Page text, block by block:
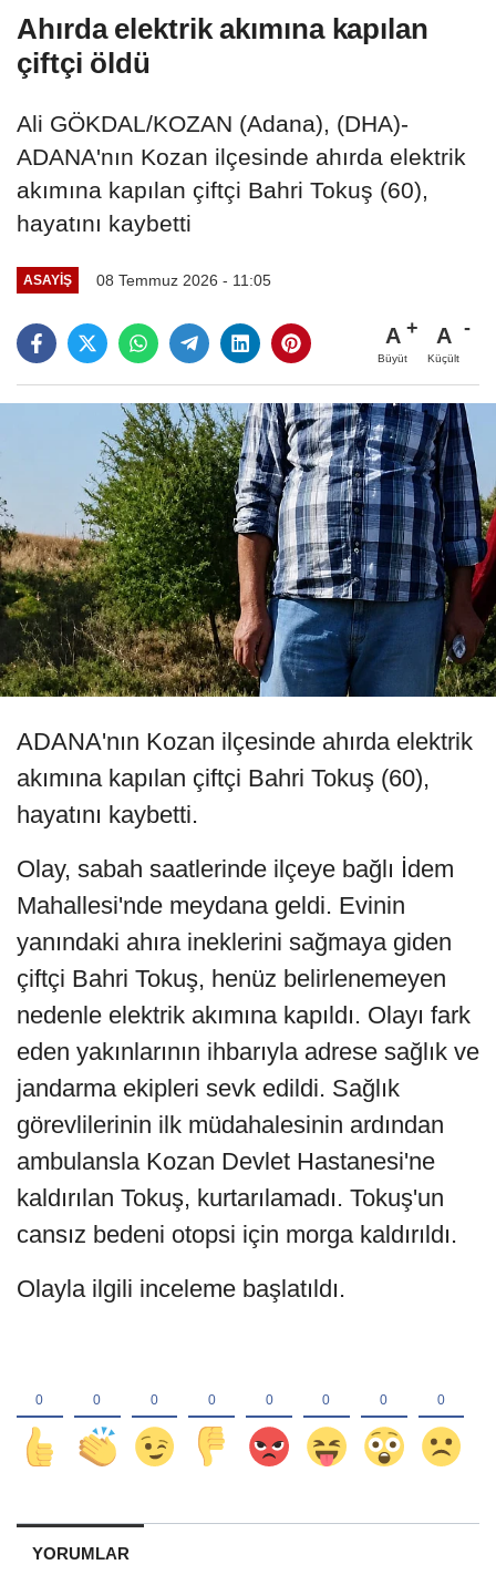
Ahırda elektrik akımına kapılan
çiftçi öldü
Ali GÖKDAL/KOZAN (Adana), (DHA)-
ADANA'nın Kozan ilçesinde ahırda elektrik
akımına kapılan çiftçi Bahri Tokuş (60),
hayatını kaybetti
ASAYIŞ 08 Temmuz 2026 - 11:05
A
Büyüt
A
Küçült
ADANA'nın Kozan ilçesinde ahırda elektrik
akımına kapılan çiftçi Bahri Tokuş (60),
hayatını kaybetti.
Olay, sabah saatlerinde ilçeye bağlı İdem
Mahallesi'nde meydana geldi. Evinin
yanındaki ahıra ineklerini sağmaya giden
çiftçi Bahri Tokuş, henüz belirlenemeyen
nedenle elektrik akımına kapıldı. Olayı fark
eden yakınlarının ihbarıyla adrese sağlık ve
jandarma ekipleri sevk edildi. Sağlık
görevlilerinin ilk müdahalesinin ardından
ambulansla Kozan Devlet Hastanesi'ne
kaldırılan Tokuş, kurtarılamadı. Tokuş'un
cansız bedeni otopsi için morga kaldırıldı.
Olayla ilgili inceleme başlatıldı.
YORUMLAR